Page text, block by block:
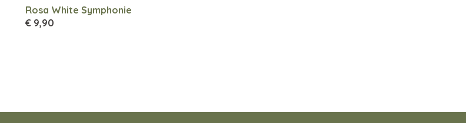
Rosa White Symphonie
€ 9,90